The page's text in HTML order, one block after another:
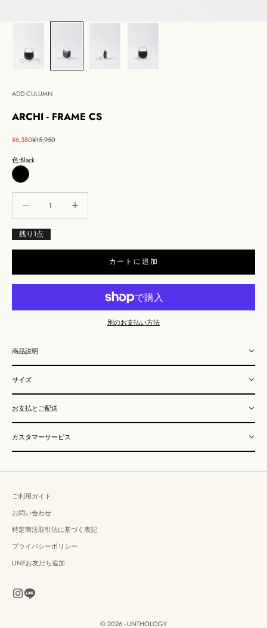
ADD CULUMN
ARCHI - FRAME CS
セール価格
¥6,380通常価格
¥15,950
色:Black
Black
残り 1点
カートに追加
別のお支払い方法
商品説明
サイズ
お支払とご配送
カスタマーサービス
ご利用ガイド
お問い合わせ
特定商法取引法に基づく表記
プライバシーポリシー
LINEお友だち追加
© 2026 - UNTHOLOGY